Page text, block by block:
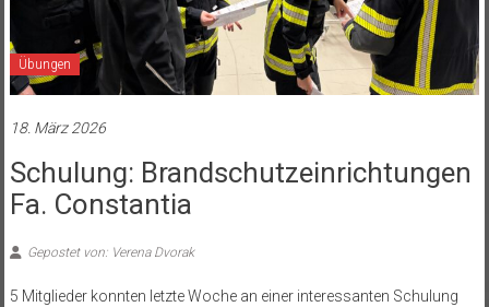
Übungen
18. März 2026
Schulung: Brandschutzeinrichtungen
Fa. Constantia
Gepostet von: Verena Dvorak
5 Mitglieder konnten letzte Woche an einer interessanten Schulung